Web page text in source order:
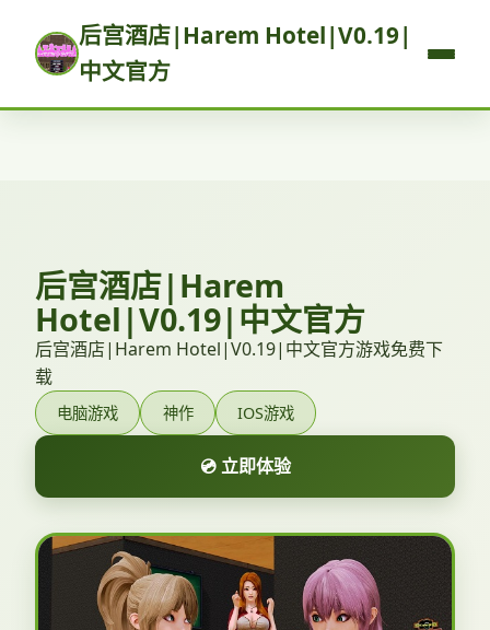
后宫酒店|Harem Hotel|V0.19|
中文官方
后宫酒店|Harem
Hotel|V0.19|中文官方
后宫酒店|Harem Hotel|V0.19|中文官方游戏免费下
载
电脑游戏 神作 IOS游戏
💿 立即体验